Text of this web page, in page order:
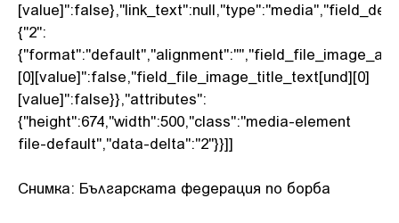
{"2":
[0][value]":false,"field_file_image_title_text[und][0]
[value]":false}},"attributes":
{"height":674,"width":500,"class":"media-element
file-default","data-delta":"2"}}]]
Снимка: Българската федерация по борба